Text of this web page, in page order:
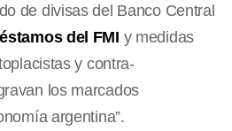
de divisas del Banco Central
del FMI y medidas
y contra-
los marcados
argentina”.